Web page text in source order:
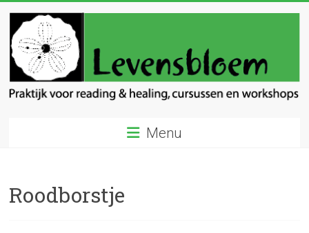
inhoud
Levensbloem
en
Menu
Roodborstje